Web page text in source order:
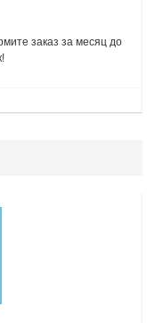
заказ за месяц до